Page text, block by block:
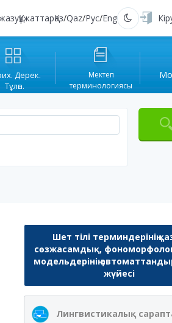
ҚұжаттарҚаз/Qaz/Рус/Eng Қараңғы
Дерек.
Тұлға.
Мектеп
терминологиясы
Ақжібек
Нұрланқызы Ахмет
Шет тілі терминдерінің
сөзжасамдық,
модельдерінің
жүйесі
Лингвистикалық